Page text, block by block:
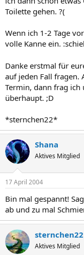
Toilette gehen. ?(
Wenn ich 1-2 Tage
volle Kanne ein. :schiel
Danke erstmal für
auf jeden Fall fragen.
Termin, dann frag ich
überhaupt. ;D
*sternchen22*
Shana
Aktives Mitglied
17 April 2004
Bin mal gespannt!
ab und zu mal
sternchen22
Aktives Mitglied